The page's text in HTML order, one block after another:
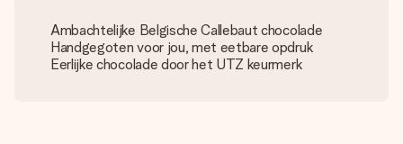
Ambachtelijke Belgische Callebaut chocolade
Handgegoten voor jou, met eetbare opdruk
Eerlijke chocolade door het UTZ keurmerk